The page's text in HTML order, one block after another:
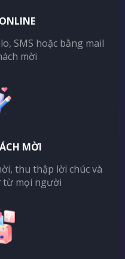
SMS hoặc bằng mail
mời
MỜI
thu thập lời chúc và
từ mọi người